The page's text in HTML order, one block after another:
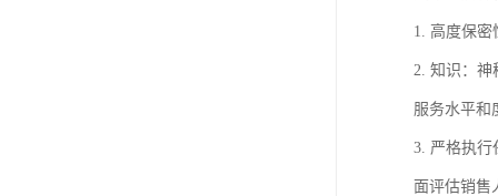
1. 高度保密
2. 知识：神
服务水平和
3. 严格执行
面评估销售